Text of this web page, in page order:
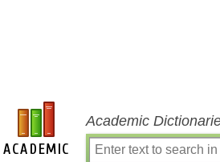
Academic